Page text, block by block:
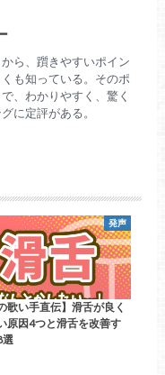
ら、躓きやすいポイン
も知っている。そのポ
、わかりやすく、驚く
に定評がある。
発声
歌い手直伝】滑舌が良く
原因4つと滑舌を改善す
選